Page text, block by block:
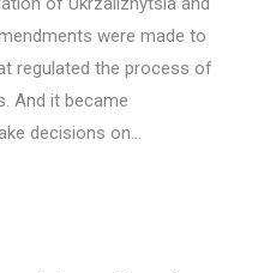
were made to
regulated the process of
And it became
decisions on…